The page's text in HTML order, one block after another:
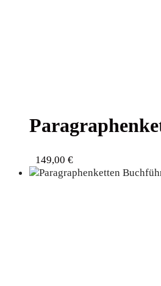
149,00 €